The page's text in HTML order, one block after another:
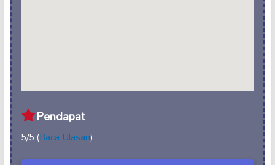
Pendapat
5/5 (Baca Ulasan)